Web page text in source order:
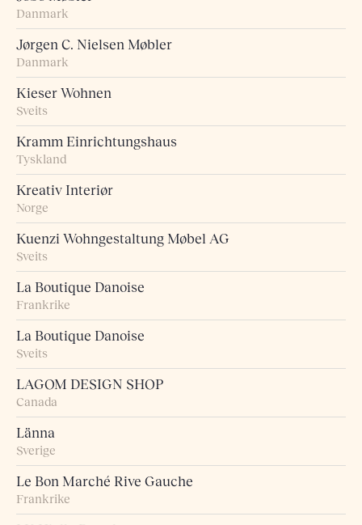
Danmark
Jørgen C. Nielsen Møbler
Danmark
Kieser Wohnen
Sveits
Kramm Einrichtungshaus
Tyskland
Kreativ Interiør
Norge
Kuenzi Wohngestaltung Møbel AG
Sveits
La Boutique Danoise
Frankrike
La Boutique Danoise
Sveits
LAGOM DESIGN SHOP
Canada
Länna
Sverige
Le Bon Marché Rive Gauche
Frankrike